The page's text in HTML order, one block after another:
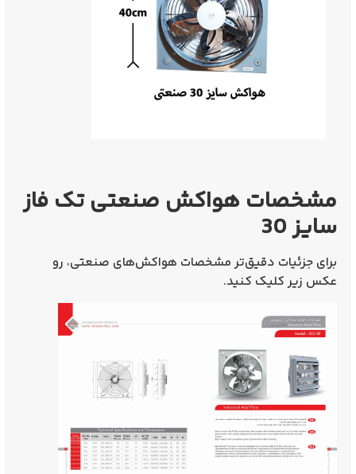
مشخصات هواکش صنعتی تک فاز
سایز 30
برای جزئیات دقیق‌تر مشخصات هواکش‌های صنعتی، رو
عکس زیر کلیک کنید.